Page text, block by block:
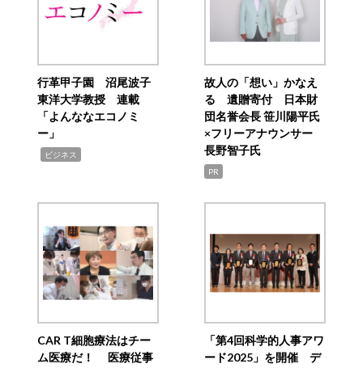
行革甲子園 沼尾波子
東洋大学教授 連載
「よんななエコノミ
ー」
ビジネス
故人の「想い」かなえ
る 遺贈寄付 日本財
団名誉会長 笹川陽平氏
×フリーアナウンサー
長野智子氏
PR
CAR T細胞療法はチー
ム医療だ！ 医療従事
「第4回科学的人事アワ
ード2025」を開催 デ